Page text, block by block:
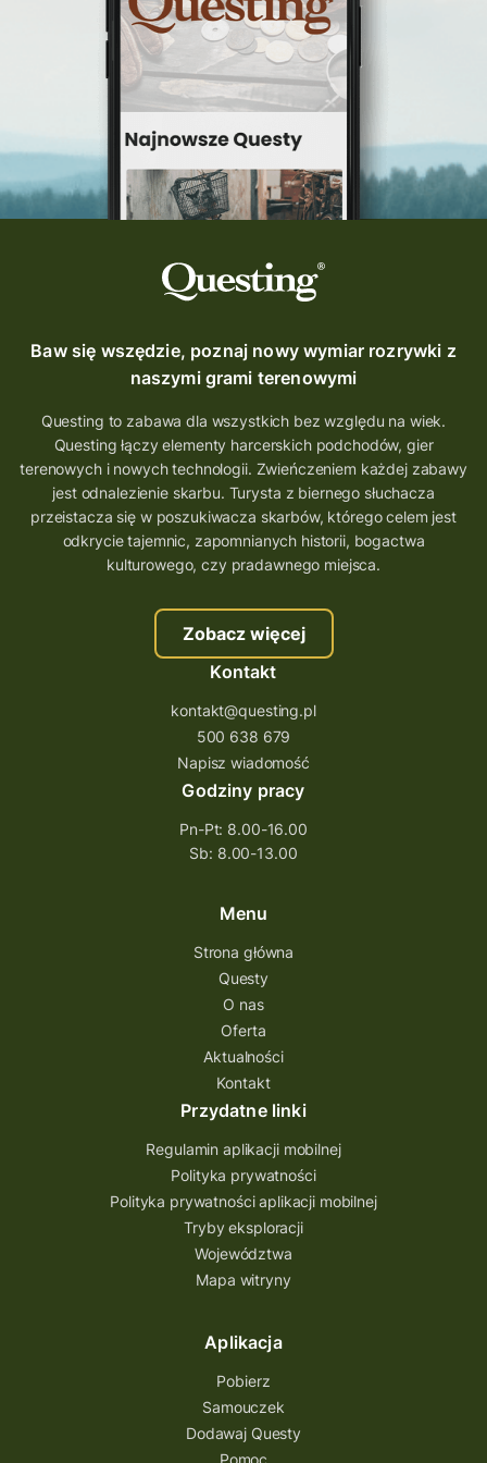
Questing Świętokrzyskie
questing śląskie
Quest Szlak Przygody
przygoda
nowy quest
najlepsze questy
wycieczki
turystyka przygodowa
Szlak Przygody
szkolenie
szkło
scieżka questingowa
questy w Polsce
questujznami
QUESTOMANIA
questing.pl
Quest Koziołek Matołek
gra miejska
co zobaczyć na Śląsku
aplikacja questy
aplikacja gry terenowe
wielkopolskie questy
wakacje z questami
trenerzy questingu
szkolenie tworzenie questów
szkolenie questing
Stefan Żeromski
ścieżka
Rzeszów
questy świętokrzyskie
questujwpolsce
questuj z nami
questingwyprawa po skarb
questingowy projekt współpracy
questing wielkopolska
Questing Przecławski
Questing Łódzkie
questing gry terenowe
Quest Świętokrzyskie
quest na szlaku Przygody
Quest Bolestraszyce
Quest Arboretum
Przecław Quest
projekt
Pogórze Dynowskie
Partnerstwo Questingu
Park Etnograficzny w Tokarni
Park Etnograficzny
natura
mazowieckie
Hutniczy Ostrowiec
gry terenowe
gry edukacyjne
Baw się wszędzie, poznaj nowy wymiar rozrywki z
naszymi grami terenowymi
Questing to zabawa dla wszystkich bez względu na wiek.
Questing łączy elementy harcerskich podchodów, gier
terenowych i nowych technologii. Zwieńczeniem każdej zabawy
jest odnalezienie skarbu. Turysta z biernego słuchacza
przeistacza się w poszukiwacza skarbów, którego celem jest
odkrycie tajemnic, zapomnianych historii, bogactwa
kulturowego, czy pradawnego miejsca.
Zobacz więcej
Kontakt
kontakt@questing.pl
500 638 679
Napisz wiadomość
Godziny pracy
Pn-Pt: 8.00-16.00
Sb: 8.00-13.00
Menu
Strona główna
Questy
O nas
Oferta
Aktualności
Kontakt
Przydatne linki
Regulamin aplikacji mobilnej
Polityka prywatności
Polityka prywatności aplikacji mobilnej
Tryby eksploracji
Województwa
Mapa witryny
Aplikacja
Pobierz
Samouczek
Dodawaj Questy